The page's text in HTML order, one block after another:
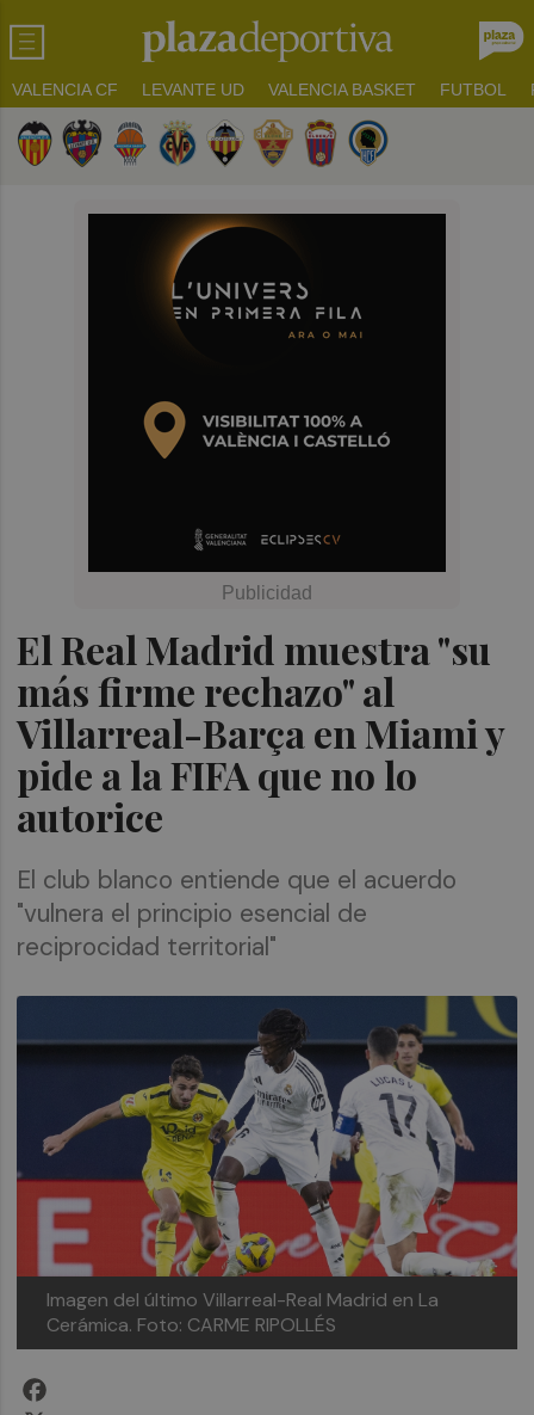
VALENCIA CF LEVANTE UD VALENCIA BASKET FUTBOL
El Real Madrid muestra "su
más firme rechazo" al
Villarreal-Barça en Miami y
pide a la FIFA que no lo
autorice
El club blanco entiende que el acuerdo
"vulnera el principio esencial de
reciprocidad territorial"
Imagen del último Villarreal-Real Madrid en La
Cerámica. Foto: CARME RIPOLLÉS